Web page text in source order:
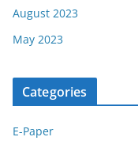
August 2023
May 2023
Categories
E-Paper